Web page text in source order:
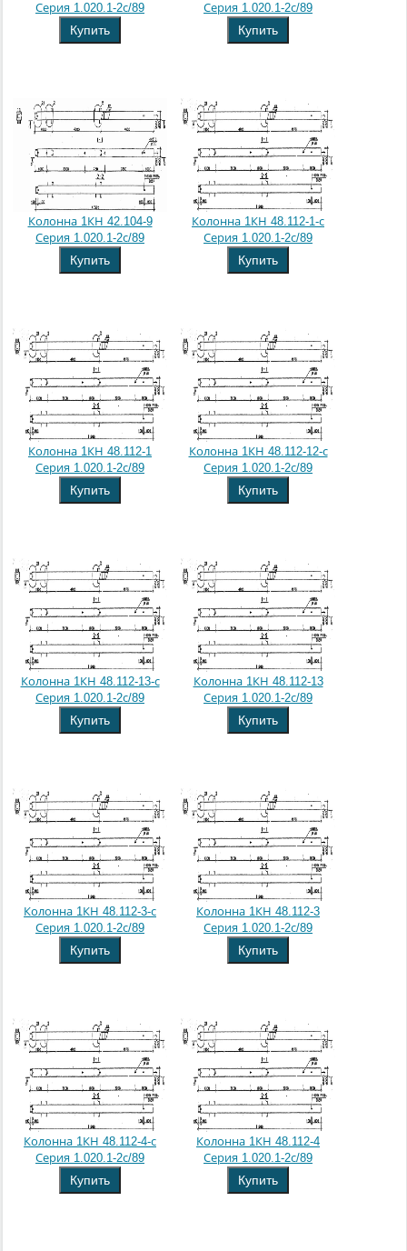
Серия 1.020.1-2с/89
Купить
Серия 1.020.1-2с/89
Купить
Колонна 1КН 42.104-9
Серия 1.020.1-2с/89
Купить
Колонна 1КН 48.112-1-с
Серия 1.020.1-2с/89
Купить
Колонна 1КН 48.112-1
Серия 1.020.1-2с/89
Купить
Колонна 1КН 48.112-12-с
Серия 1.020.1-2с/89
Купить
Колонна 1КН 48.112-13-с
Серия 1.020.1-2с/89
Купить
Колонна 1КН 48.112-13
Серия 1.020.1-2с/89
Купить
Колонна 1КН 48.112-3-с
Серия 1.020.1-2с/89
Купить
Колонна 1КН 48.112-3
Серия 1.020.1-2с/89
Купить
Колонна 1КН 48.112-4-с
Серия 1.020.1-2с/89
Купить
Колонна 1КН 48.112-4
Серия 1.020.1-2с/89
Купить